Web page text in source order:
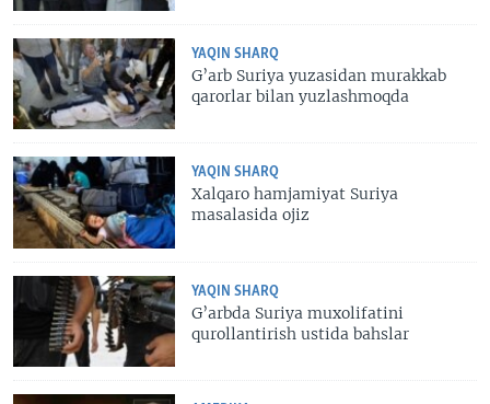
YAQIN SHARQ
G’arb Suriya yuzasidan murakkab
qarorlar bilan yuzlashmoqda
YAQIN SHARQ
Xalqaro hamjamiyat Suriya
masalasida ojiz
YAQIN SHARQ
G’arbda Suriya muxolifatini
qurollantirish ustida bahslar